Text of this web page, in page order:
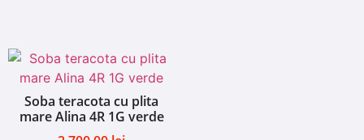
Soba teracota cu plita
mare Alina 4R 1G verde